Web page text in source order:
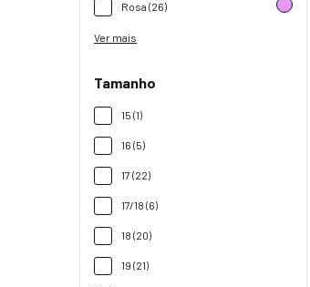
Rosa (26)
Ver mais
Tamanho
15 (1)
16 (5)
17 (22)
17/18 (6)
18 (20)
19 (21)